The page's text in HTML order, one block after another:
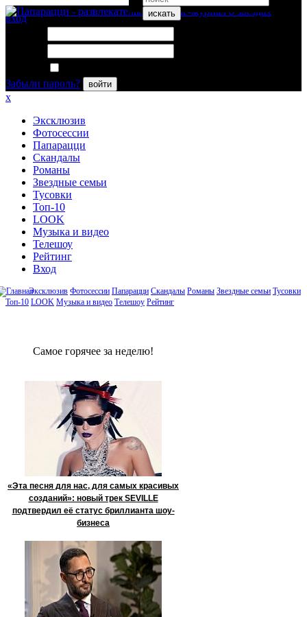
искать
вход
Забыли пароль?
войти
x
Эксклюзив
Фотосессии
Папарацци
Скандалы
Романы
Звездные семьи
Тусовки
Топ-10
LOOK
Музыка и видео
Телешоу
Рейтинг
Вход
Эксклюзив Фотосессии Папарацци Скандалы Романы Звездные семьи Тусовки
Топ-10 LOOK Музыка и видео Телешоу Рейтинг
Сaмое гoрячее за неделю!
«Эта песня для нас, для самых красивых
созданий»: новый трек SEVILLE
подтвердил её статус бриллианта шоу-
бизнеса